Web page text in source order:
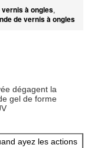
à ongles,
de vernis à ongles
dégagent la
gel de forme
ayez les actions